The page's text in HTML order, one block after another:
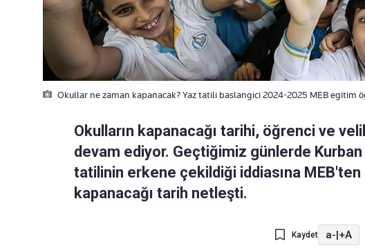
Okullar ne zaman kapanacak? Yaz tatili baslangici 2024-2025 MEB egitim
Okulların kapanacağı tarihi, öğrenci ve
devam ediyor. Geçtiğimiz günlerde
tatilinin erkene çekildiği iddiasına MEB'ten
kapanacağı tarih netleşti.
Kaydet a-|+A